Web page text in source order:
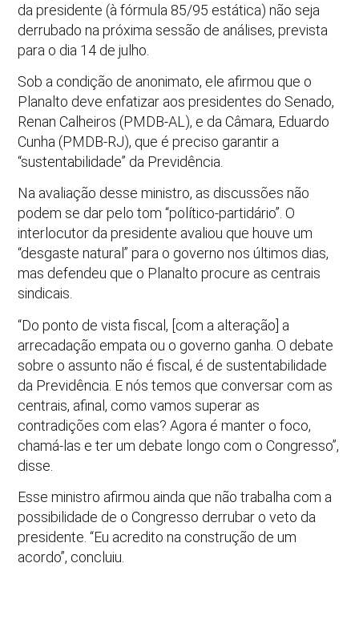
da presidente (à fórmula 85/95 estática) não seja
derrubado na próxima sessão de análises, prevista
para o dia 14 de julho.
Sob a condição de anonimato, ele afirmou que o
Planalto deve enfatizar aos presidentes do Senado,
Renan Calheiros (PMDB-AL), e da Câmara, Eduardo
Cunha (PMDB-RJ), que é preciso garantir a
“sustentabilidade” da Previdência.
Na avaliação desse ministro, as discussões não
podem se dar pelo tom “político-partidário”. O
interlocutor da presidente avaliou que houve um
“desgaste natural” para o governo nos últimos dias,
mas defendeu que o Planalto procure as centrais
sindicais.
“Do ponto de vista fiscal, [com a alteração] a
arrecadação empata ou o governo ganha. O debate
sobre o assunto não é fiscal, é de sustentabilidade
da Previdência. E nós temos que conversar com as
centrais, afinal, como vamos superar as
contradições com elas? Agora é manter o foco,
chamá-las e ter um debate longo com o Congresso”,
disse.
Esse ministro afirmou ainda que não trabalha com a
possibilidade de o Congresso derrubar o veto da
presidente. “Eu acredito na construção de um
acordo”, concluiu.